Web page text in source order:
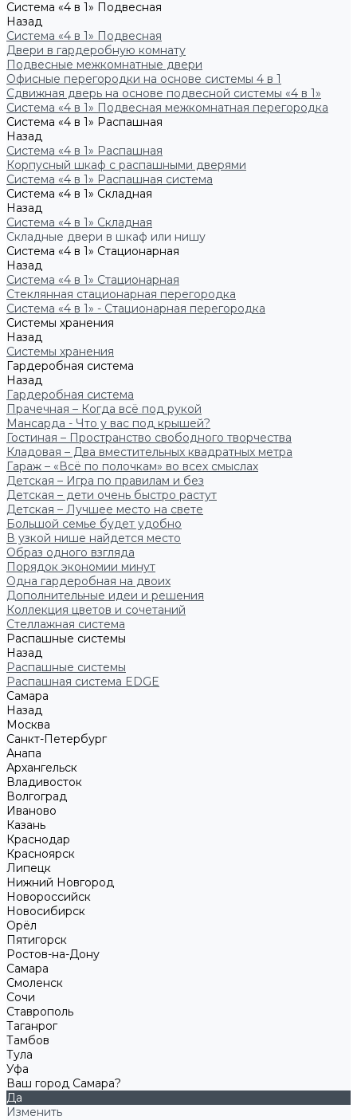
Система «4 в 1» Подвесная
Назад
Система «4 в 1» Подвесная
Двери в гардеробную комнату
Подвесные межкомнатные двери
Офисные перегородки на основе системы 4 в 1
Сдвижная дверь на основе подвесной системы «4 в 1»
Система «4 в 1» Подвесная межкомнатная перегородка
Система «4 в 1» Распашная
Назад
Система «4 в 1» Распашная
Корпусный шкаф с распашными дверями
Система «4 в 1» Распашная система
Система «4 в 1» Складная
Назад
Система «4 в 1» Складная
Складные двери в шкаф или нишу
Система «4 в 1» Стационарная
Назад
Система «4 в 1» Стационарная
Стеклянная стационарная перегородка
Система «4 в 1» - Стационарная перегородка
Системы хранения
Назад
Системы хранения
Гардеробная система
Назад
Гардеробная система
Прачечная – Когда всё под рукой
Мансарда - Что у вас под крышей?
Гостиная – Пространство свободного творчества
Кладовая – Два вместительных квадратных метра
Гараж – «Всё по полочкам» во всех смыслах
Детская – Игра по правилам и без
Детская – дети очень быстро растут
Детская – Лучшее место на свете
Большой семье будет удобно
В узкой нише найдется место
Образ одного взгляда
Порядок экономии минут
Одна гардеробная на двоих
Дополнительные идеи и решения
Коллекция цветов и сочетаний
Стеллажная система
Распашные системы
Назад
Распашные системы
Распашная система EDGE
Самара
Назад
Москва
Санкт-Петербург
Анапа
Архангельск
Владивосток
Волгоград
Иваново
Казань
Краснодар
Красноярск
Липецк
Нижний Новгород
Новороссийск
Новосибирск
Орёл
Пятигорск
Ростов-на-Дону
Самара
Смоленск
Сочи
Ставрополь
Таганрог
Тамбов
Тула
Уфа
Ваш город Самара?
Да
Изменить